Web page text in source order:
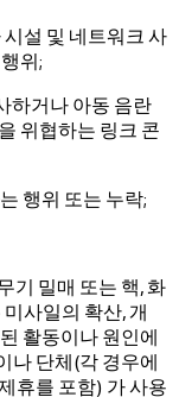
설 및 네트워크 사
위;
하거나 아동 음란
위협하는 링크 콘
행위 또는 누락;
기 밀매 또는 핵, 화
사일의 확산, 개
활동이나 원인에
나 단체(각 경우에
휴를 포함) 가 사용